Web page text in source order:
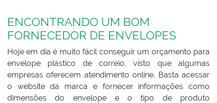
ENCONTRANDO UM BOM
FORNECEDOR DE ENVELOPES
Hoje em dia é muito fácil conseguir um orçamento para
envelope plástico de correio, visto que algumas
empresas oferecem atendimento online. Basta acessar
o website da marca e fornecer informações como
dimensões do envelope e o tipo de produto